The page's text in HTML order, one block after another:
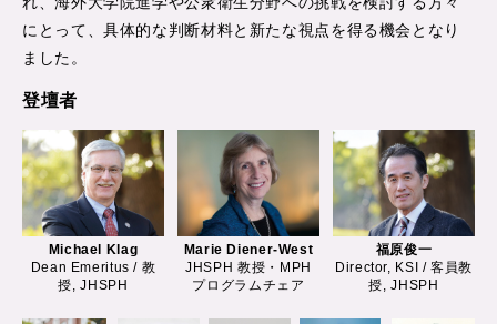
にとって、具体的な判断材料と新たな視点を得る機会となり
ました。
登壇者
Michael Klag
Dean Emeritus / 教
授, JHSPH
Marie Diener-West
JHSPH 教授・MPH
プログラムチェア
福原俊一
Director, KSI / 客員教
授, JHSPH